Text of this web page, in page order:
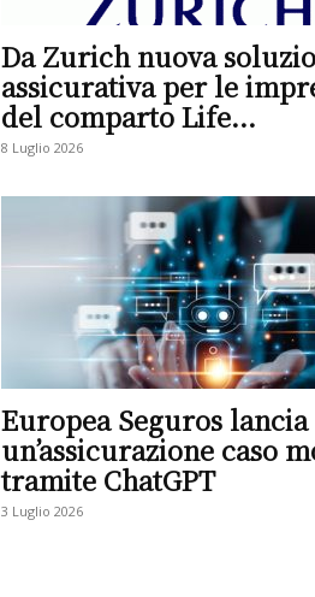
Da Zurich nuova
assicurativa per le
del comparto Life...
8 Luglio 2026
Europea Seguros lancia
un’assicurazione caso
tramite ChatGPT
3 Luglio 2026